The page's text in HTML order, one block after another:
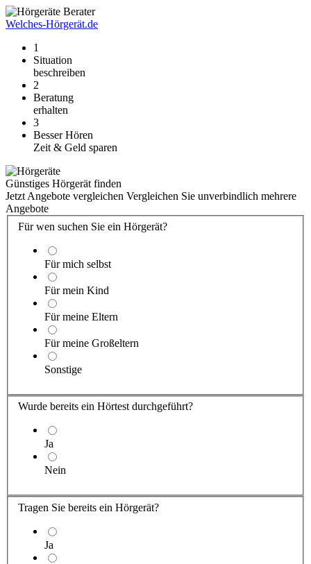
Welches-Hörgerät.de
1
Situation
beschreiben
2
Beratung
erhalten
3
Besser Hören
Zeit & Geld sparen
Günstiges Hörgerät finden
Jetzt Angebote vergleichen Vergleichen Sie unverbindlich mehrere
Angebote
Für wen suchen Sie ein Hörgerät?
Für mich selbst
Für mein Kind
Für meine Eltern
Für meine Großeltern
Sonstige
Wurde bereits ein Hörtest durchgeführt?
Ja
Nein
Tragen Sie bereits ein Hörgerät?
Ja